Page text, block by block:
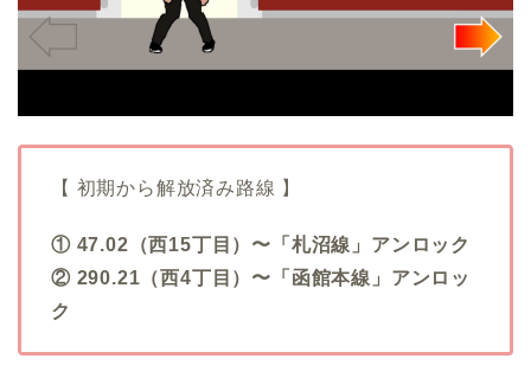
【 初期から解放済み路線 】
① 47.02（西15丁目）〜「札沼線」アンロック
② 290.21（西4丁目）〜「函館本線」アンロッ
ク